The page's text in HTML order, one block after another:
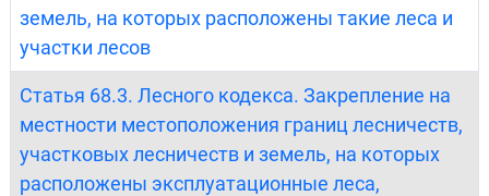
земель, на которых расположены такие леса и
участки лесов
Статья 68.3. Лесного кодекса. Закрепление на
местности местоположения границ лесничеств,
участковых лесничеств и земель, на которых
расположены эксплуатационные леса,